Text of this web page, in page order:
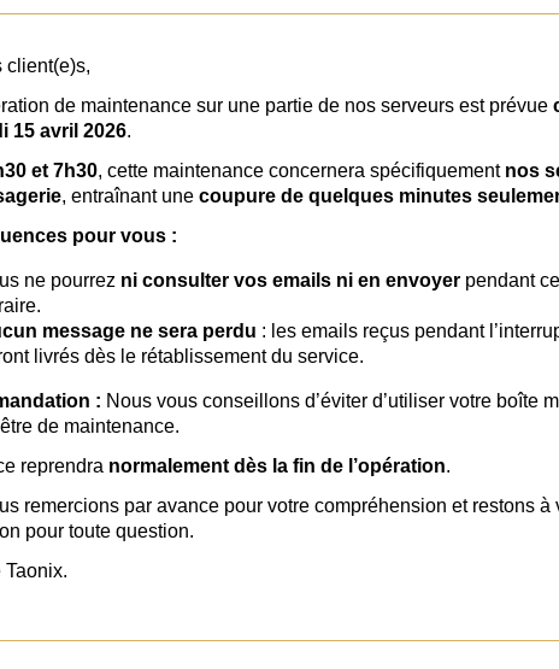
client(e)s,
de maintenance sur une partie de nos serveurs est prévue
15 avril 2026.
et 7h30, cette maintenance concernera spécifiquement nos
, entraînant une coupure de quelques minutes
pour vous :
ne pourrez ni consulter vos emails ni en envoyer pendant
message ne sera perdu : les emails reçus pendant
livrés dès le rétablissement du service.
: Nous vous conseillons d’éviter d’utiliser votre boîte
de maintenance.
reprendra normalement dès la fin de l’opération.
remercions par avance pour votre compréhension et restons à
pour toute question.
Taonix.